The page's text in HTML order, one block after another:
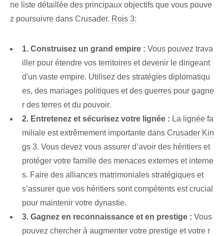
ne ⁤liste détaillée des ⁤principaux objectifs que vous pouve
z poursuivre dans Crusader. Rois 3:
1. ⁤Construisez un grand empire : Vous pouvez trava
iller⁢ pour étendre vos territoires et devenir le dirigeant
d'un vaste empire. Utilisez des stratégies diplomatiqu
es, des mariages politiques et des guerres pour gagne
r des terres et du pouvoir.
2. Entretenez et sécurisez votre lignée : La lignée fa
miliale est ‌extrêmement ⁢importante dans Crusader Kin
gs 3. Vous devez vous assurer d’avoir des héritiers et
protéger votre famille des menaces externes et interne
s. Faire des alliances matrimoniales stratégiques et
s’assurer que vos héritiers sont compétents est crucial
pour maintenir votre dynastie.
3. Gagnez en reconnaissance‌ et en ⁤prestige : Vous
pouvez chercher à augmenter votre prestige et votre r